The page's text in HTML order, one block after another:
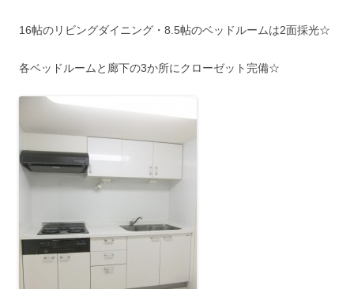
16帖のリビングダイニング・8.5帖のベッドルームは2面採光☆
各ベッドルームと廊下の3か所にクローゼット完備☆